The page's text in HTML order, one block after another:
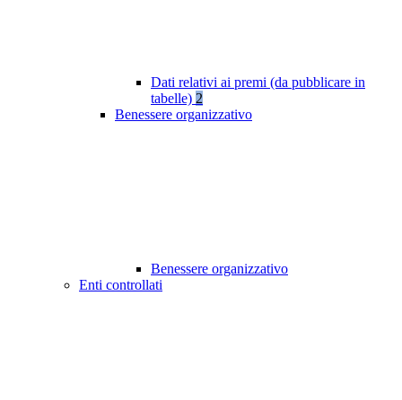
Dati relativi ai premi (da pubblicare in
tabelle) 2
Benessere organizzativo
Benessere organizzativo
Enti controllati